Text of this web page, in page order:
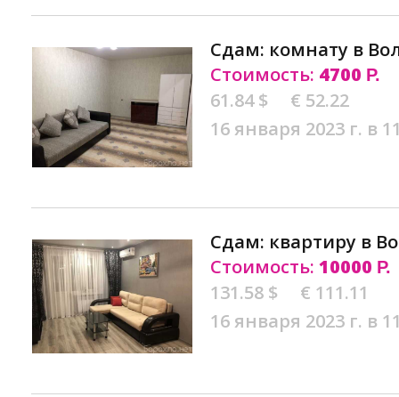
Сдам: комнату в
Стоимость: 4700 Р.
61.84 $
€ 52.22
16 января 2023 г. в
Сдам: квартиру в
Стоимость: 10000 Р.
131.58 $
€ 111.11
16 января 2023 г. в